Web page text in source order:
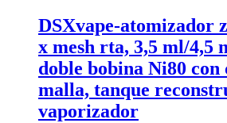
DSXvape-atomizador
x mesh rta, 3,5 ml/4,5
doble bobina Ni80 con
malla, tanque
vaporizador